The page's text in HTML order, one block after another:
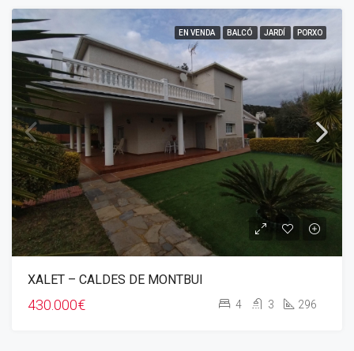
EN VENDA BALCÓ JARDÍ PORXO
XALET – CALDES DE MONTBUI
430.000€ 4 3 296